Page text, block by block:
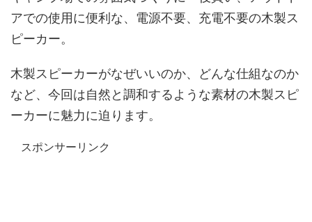
アでの使用に便利な、電源不要、充電不要の木製ス
ピーカー。
木製スピーカーがなぜいいのか、どんな仕組なのか
など、今回は自然と調和するような素材の木製スピ
ーカーに魅力に迫ります。
スポンサーリンク